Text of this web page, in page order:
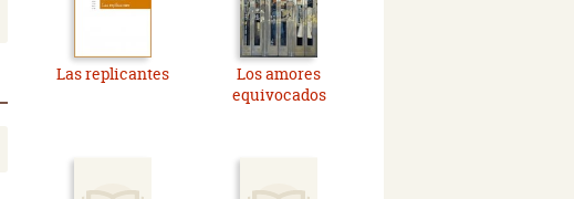
Las replicantes
Los amores
equivocados